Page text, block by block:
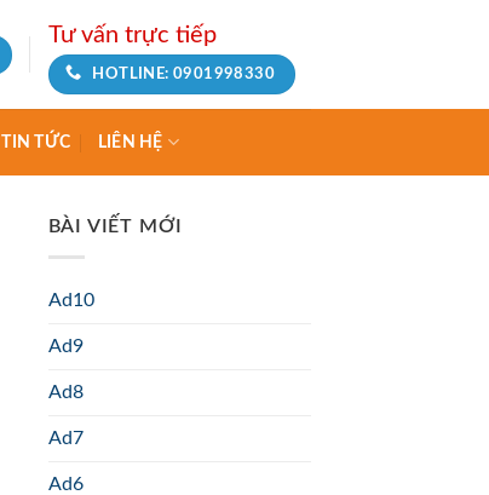
Tư vấn trực tiếp
HOTLINE: 0901998330
TIN TỨC LIÊN HỆ
BÀI VIẾT MỚI
Ad10
Ad9
Ad8
Ad7
Ad6